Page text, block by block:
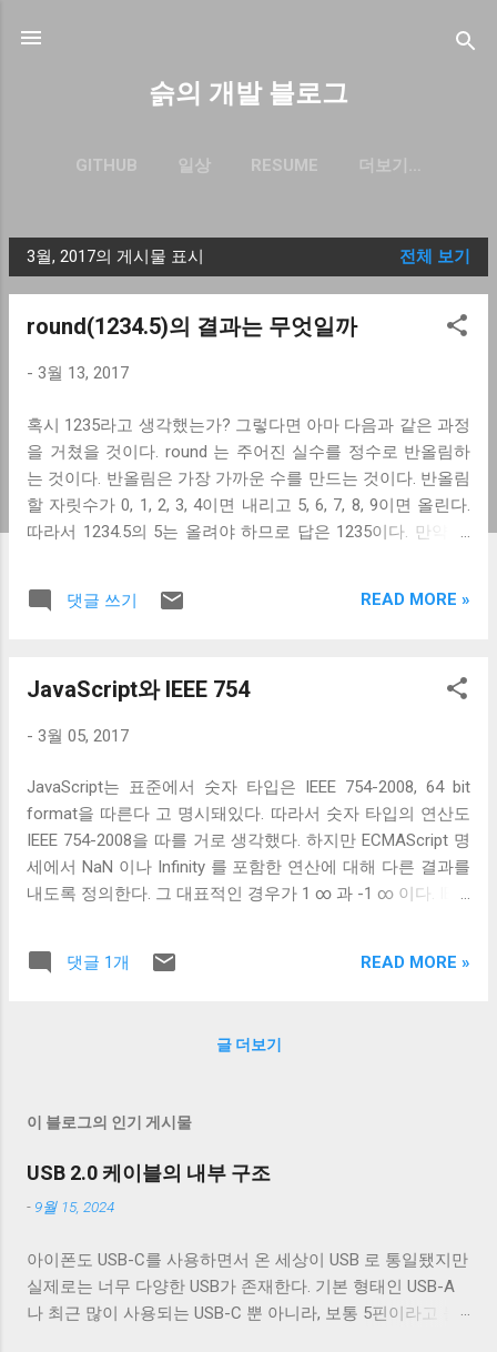
슭의 개발 블로그
GITHUB 일상 RESUME 더보기…
글
3월, 2017의 게시물 표시 전체 보기
round(1234.5)의 결과는 무엇일까
- 3월 13, 2017
혹시 1235라고 생각했는가? 그렇다면 아마 다음과 같은 과정
을 거쳤을 것이다. round 는 주어진 실수를 정수로 반올림하
는 것이다. 반올림은 가장 가까운 수를 만드는 것이다. 반올림
할 자릿수가 0, 1, 2, 3, 4이면 내리고 5, 6, 7, 8, 9이면 올린다.
따라서 1234.5의 5는 올려야 하므로 답은 1235이다. 만약 이
확실히 해보자. 흔히들 착각하는 것이 ceil 은 올림, floor 는 내
과 같다. Rounding a numerical value means replacing it by
simpler, or more explicit representation. round 란 것은 반올
도 round 이지만, 올림과 내림도 round 고, 1234 5678 같은 복
잡한 분수를 1 5 로 간단하게 표현하는 것도 round 이다. 또한,
반드시 일의 자리까지 round 할 필요도 없다. 물론 보통의
round 구현은 실수를 입력받아 정수 근사값을 만든다. 하지만
반드시 이럴 필요는 없다. 경우에 따라서 십의 자릿수 까지 근
있다. 즉, round ( 1234.5 ) 의 답은 1000이 될 수도 있고, 1200
브러리의 스펙을 확인해봐야 한다.
댓글 쓰기 READ MORE »
JavaScript와 IEEE 754
- 3월 05, 2017
JavaScript는 표준에서 숫자 타입은 IEEE 754-2008, 64 bit
format을 따른다 고 명시돼있다. 따라서 숫자 타입의 연산도
IEEE 754-2008을 따를 거로 생각했다. 하지만 ECMAScript 명
세에서 NaN 이나 Infinity 를 포함한 연산에 대해 다른 결과를
내도록 정의한다. 그 대표적인 경우가 1 ∞ 과 -1 ∞ 이다. IEEE
째는 pown 으로 지수가 정수인 경우에 대해 정의돼있고, 두
번째 pow 는 밑과 지수가 모든 실수인 경우 사용할 수 있도록
되지 못하므로 관심 대상이 아니다. 다른 두 지수 함수인 pow
하도록 정의했다. 사실 이는 양쪽 다 이상한 것은 아니다. lim
x → ∞ 1 x 은 1 에 수렴하지만 1 ∞ 자체는 부정이기 때문에
1 인 경우와 invalid operator exception 이 발생하는 경우 양쪽
모두 말이 되기 때문이다. 그렇다면 IEEE 754-2008은 -1 ∞ 를
효한 함수고, 이에 대해서 1 을 리턴하도록 정의했다. lim x →
∞ -1 x 는 발산하고, -1 ∞ 는 부정이기 때문에 이는 수학적으
로 올바른 정의가 아니고, IEEE 754에서 어떻게 이렇게 정했
댓글 1개 READ MORE »
글 더보기
이 블로그의 인기 게시물
USB 2.0 케이블의 내부 구조
- 9월 15, 2024
아이폰도 USB-C를 사용하면서 온 세상이 USB 로 통일됐지만
실제로는 너무 다양한 USB가 존재한다. 기본 형태인 USB-A
나 최근 많이 사용되는 USB-C 뿐 아니라, 보통 5핀이라고 불